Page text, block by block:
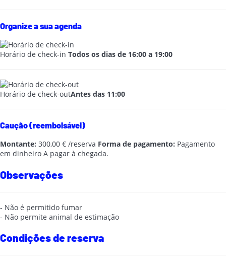
Organize a sua agenda
Horário de check-in Todos os dias de 16:00 a 19:00
Horário de check-outAntes das 11:00
Caução (reembolsável)
Montante: 300,00 € /reserva Forma de pagamento: Pagamento
em dinheiro A pagar à chegada.
Observações
- Não é permitido fumar
- Não permite animal de estimação
Condições de reserva